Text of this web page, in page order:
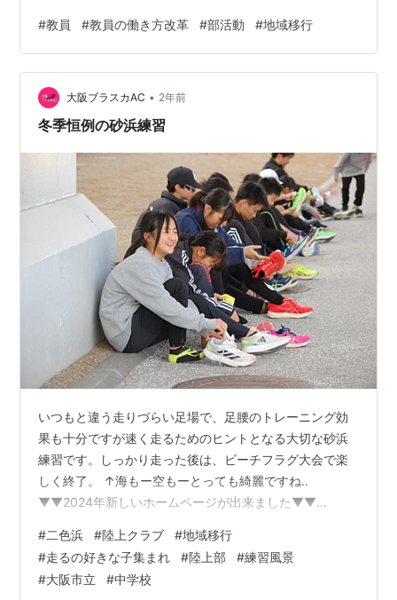
かる」保護者からすると「先生方の負担軽減につながる
のは苦しゅうないが、自分たちの負担が増えるのはごめ
んだ」が本音でしょうか。実施された場合の課題はそれ
よりもっと奥が深いような気がします。 文部科学省でも
「部活動の地域移行」に関してガイドラインを出してい
#教員 #教員の働き方改革 #部活動 #地域移行
大阪ブラスカAC • 2年前
冬季恒例の砂浜練習
いつもと違う走りづらい足場で、足腰のトレーニング効
果も十分ですが速く走るためのヒントとなる大切な砂浜
練習です。しっかり走った後は、ビーチフラグ大会で楽
しく終了。 ↑海もー空もーとっても綺麗ですね‥
▼▼2024年新しいホームページが出来ました▼▼
りました▼▼ 下の画像を押してもらうと、体験申込フォ
ームが開きますので、入力し送信下さい。追って、ご連
絡します。 ▼▼ YouTubeチャンネルも！ぼちぼち始めま
#二色浜 #陸上クラブ #地域移行
#走るの好きな子集まれ #陸上部 #練習風景
#大阪市立 #中学校